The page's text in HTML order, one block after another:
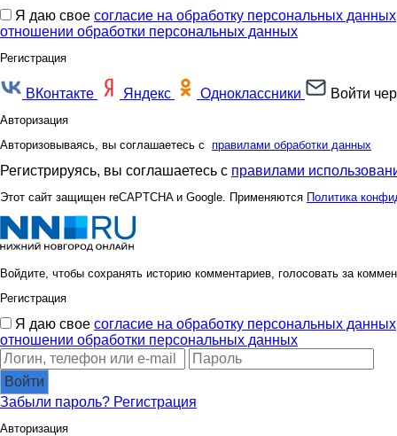
Я даю свое согласие на обработку персональных данных
отношении обработки персональных данных
Регистрация
ВКонтакте Яндекс Одноклассники Войти
Авторизация
Авторизовываясь, вы соглашаетесь с правилами обработки данных
Регистрируясь, вы соглашаетесь с правилами
Этот сайт защищен reCAPTCHA и Google. Применяются Политика
Войдите, чтобы сохранять историю комментариев, голосовать за
Регистрация
Я даю свое согласие на обработку персональных данных
отношении обработки персональных данных
Войти
Забыли пароль? Регистрация
Авторизация